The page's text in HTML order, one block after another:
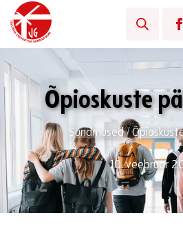
Õpioskuste
Sündmused/
10. veebruar